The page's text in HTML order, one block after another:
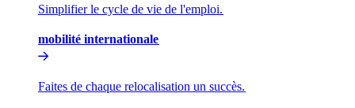
Simplifier le cycle de vie de l'emploi.​​
mobilité internationale​​
Faites de chaque relocalisation un succès.​​